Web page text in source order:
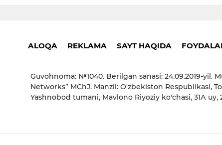
ALOQA REKLAMA SAYT HAQIDA
Guvohnoma: №1040. Berilgan sanasi: 24.09.2019-yil.
Networks” MChJ. Manzil: O'zbekiston Respublikasi,
Yashnobod tumani, Mavlono Riyoziy ko'chasi, 31А uy,